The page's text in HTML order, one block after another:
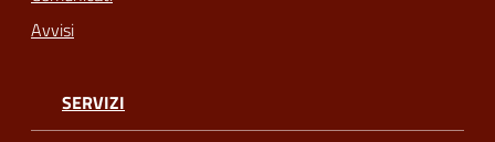
Avvisi
SERVIZI